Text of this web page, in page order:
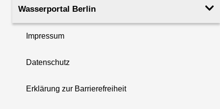
Wasserportal Berlin
Impressum
Datenschutz
Erklärung zur Barrierefreiheit